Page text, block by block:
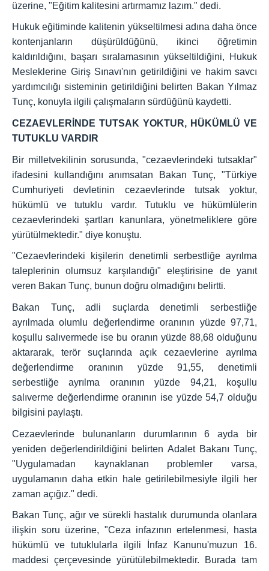
üzerine, "Eğitim kalitesini artırmamız lazım." dedi.
Hukuk eğitiminde kalitenin yükseltilmesi adına daha önce
kontenjanların düşürüldüğünü, ikinci öğretimin
kaldırıldığını, başarı sıralamasının yükseltildiğini, Hukuk
Mesleklerine Giriş Sınavı'nın getirildiğini ve hakim savcı
yardımcılığı sisteminin getirildiğini belirten Bakan Yılmaz
Tunç, konuyla ilgili çalışmaların sürdüğünü kaydetti.
CEZAEVLERİNDE TUTSAK YOKTUR, HÜKÜMLÜ VE
TUTUKLU VARDIR
Bir milletvekilinin sorusunda, "cezaevlerindeki tutsaklar"
ifadesini kullandığını anımsatan Bakan Tunç, "Türkiye
Cumhuriyeti devletinin cezaevlerinde tutsak yoktur,
hükümlü ve tutuklu vardır. Tutuklu ve hükümlülerin
cezaevlerindeki şartları kanunlara, yönetmeliklere göre
yürütülmektedir." diye konuştu.
"Cezaevlerindeki kişilerin denetimli serbestliğe ayrılma
taleplerinin olumsuz karşılandığı" eleştirisine de yanıt
veren Bakan Tunç, bunun doğru olmadığını belirtti.
Bakan Tunç, adli suçlarda denetimli serbestliğe
ayrılmada olumlu değerlendirme oranının yüzde 97,71,
koşullu salıvermede ise bu oranın yüzde 88,68 olduğunu
aktararak, terör suçlarında açık cezaevlerine ayrılma
değerlendirme oranının yüzde 91,55, denetimli
serbestliğe ayrılma oranının yüzde 94,21, koşullu
salıverme değerlendirme oranının ise yüzde 54,7 olduğu
bilgisini paylaştı.
Cezaevlerinde bulunanların durumlarının 6 ayda bir
yeniden değerlendirildiğini belirten Adalet Bakanı Tunç,
"Uygulamadan kaynaklanan problemler varsa,
uygulamanın daha etkin hale getirilebilmesiyle ilgili her
zaman açığız." dedi.
Bakan Tunç, ağır ve sürekli hastalık durumunda olanlara
ilişkin soru üzerine, "Ceza infazının ertelenmesi, hasta
hükümlü ve tutuklularla ilgili İnfaz Kanunu'muzun 16.
maddesi çerçevesinde yürütülebilmektedir. Burada tam